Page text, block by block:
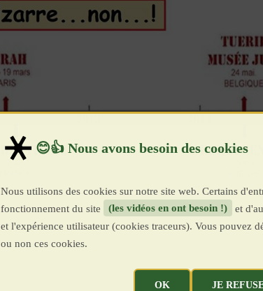
Nous utilisons des cookies sur notre site web. Certains
fonctionnement du site
(les vidéos en ont besoin !)
et
et l'expérience utilisateur (cookies traceurs). Vous pouvez
ou non ces cookies.
OK JE